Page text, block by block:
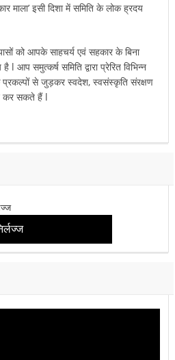
माला’ इसी दिशा में समिति के लोक ह्रदय
को आपके साहचर्य एवं सहकार के बिना
आप समुत्कर्ष समिति द्वारा प्रेरित विभिन्न
प्रकल्पों से जुड़कर स्वदेश, स्वसंस्कृति संरक्षण
कर सकते हैं l